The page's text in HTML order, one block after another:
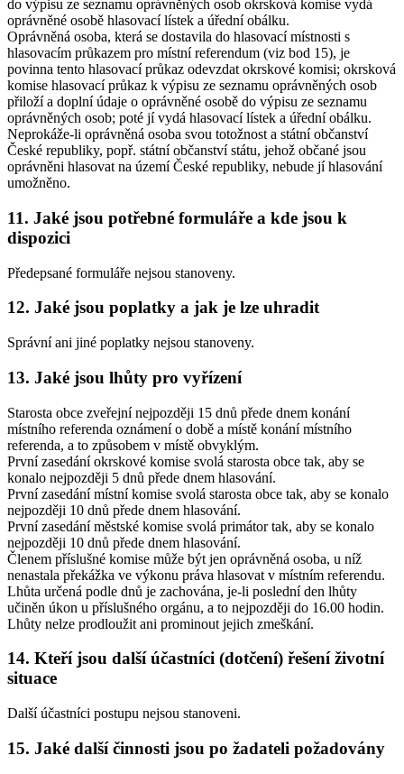
do výpisu ze seznamu oprávněných osob okrsková komise vydá
oprávněné osobě hlasovací lístek a úřední obálku.
Oprávněná osoba, která se dostavila do hlasovací místnosti s
hlasovacím průkazem pro místní referendum (viz bod 15), je
povinna tento hlasovací průkaz odevzdat okrskové komisi; okrsková
komise hlasovací průkaz k výpisu ze seznamu oprávněných osob
přiloží a doplní údaje o oprávněné osobě do výpisu ze seznamu
oprávněných osob; poté jí vydá hlasovací lístek a úřední obálku.
Neprokáže-li oprávněná osoba svou totožnost a státní občanství
České republiky, popř. státní občanství státu, jehož občané jsou
oprávněni hlasovat na území České republiky, nebude jí hlasování
umožněno.
11. Jaké jsou potřebné formuláře a kde jsou k
dispozici
Předepsané formuláře nejsou stanoveny.
12. Jaké jsou poplatky a jak je lze uhradit
Správní ani jiné poplatky nejsou stanoveny.
13. Jaké jsou lhůty pro vyřízení
Starosta obce zveřejní nejpozději 15 dnů přede dnem konání
místního referenda oznámení o době a místě konání místního
referenda, a to způsobem v místě obvyklým.
První zasedání okrskové komise svolá starosta obce tak, aby se
konalo nejpozději 5 dnů přede dnem hlasování.
První zasedání místní komise svolá starosta obce tak, aby se konalo
nejpozději 10 dnů přede dnem hlasování.
První zasedání městské komise svolá primátor tak, aby se konalo
nejpozději 10 dnů přede dnem hlasování.
Členem příslušné komise může být jen oprávněná osoba, u níž
nenastala překážka ve výkonu práva hlasovat v místním referendu.
Lhůta určená podle dnů je zachována, je-li poslední den lhůty
učiněn úkon u příslušného orgánu, a to nejpozději do 16.00 hodin.
Lhůty nelze prodloužit ani prominout jejich zmeškání.
14. Kteří jsou další účastníci (dotčení) řešení životní
situace
Další účastníci postupu nejsou stanoveni.
15. Jaké další činnosti jsou po žadateli požadovány